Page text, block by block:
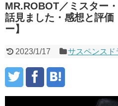
MR.ROBOT／ミスター
話見ました・感想と評価
ー】
2023/1/17 サスペンスド